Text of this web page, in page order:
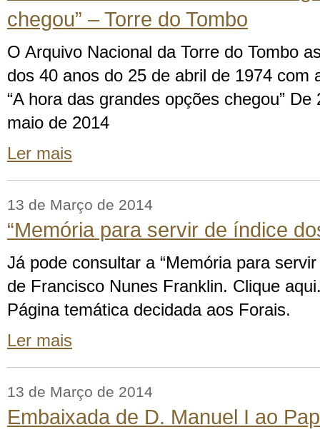
chegou” – Torre do Tombo
O Arquivo Nacional da Torre do Tombo
dos 40 anos do 25 de abril de 1974 com
“A hora das grandes opções chegou”
maio de 2014
Ler mais
13 de Março de 2014
“Memória para servir de índice
Já pode consultar a “Memória para
de Francisco Nunes Franklin. Clique
Página temática decidada aos Forais.
Ler mais
13 de Março de 2014
Embaixada de D. Manuel I ao